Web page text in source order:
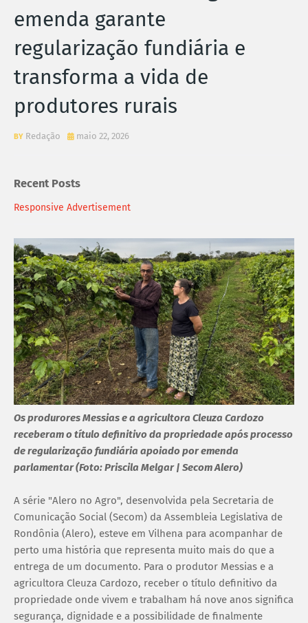
emenda garante
regularização fundiária e
transforma a vida de
produtores rurais
Redação maio 22, 2026
Recent Posts
Responsive Advertisement
Os produrores Messias e a agricultora Cleuza Cardozo
receberam o título definitivo da propriedade após processo
de regularização fundiária apoiado por emenda
parlamentar (Foto: Priscila Melgar | Secom Alero)
A série "Alero no Agro", desenvolvida pela Secretaria de
Comunicação Social (Secom) da Assembleia Legislativa de
Rondônia (Alero), esteve em Vilhena para acompanhar de
perto uma história que representa muito mais do que a
entrega de um documento. Para o produtor Messias e a
agricultora Cleuza Cardozo, receber o título definitivo da
propriedade onde vivem e trabalham há nove anos significa
segurança, dignidade e a possibilidade de finalmente